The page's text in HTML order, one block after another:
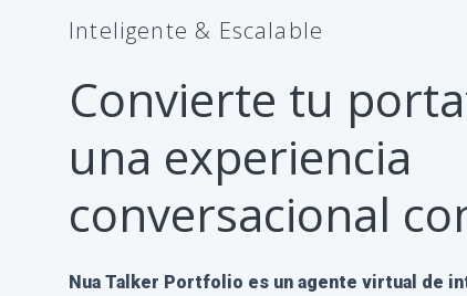
Inteligente & Escalable
Convierte tu
una experiencia
conversacional
Nua Talker Portfolio es un agente virtual de